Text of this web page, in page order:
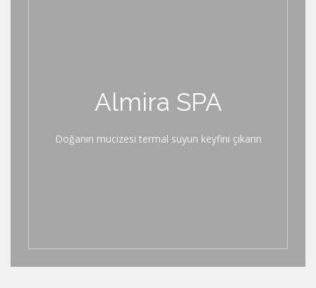
Almira SPA
Doğanın mucizesi termal suyun keyfini çıkarın